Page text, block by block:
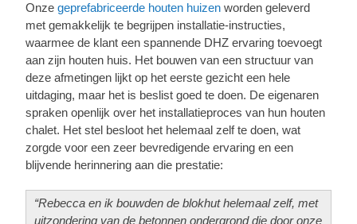
Onze geprefabriceerde houten huizen worden geleverd
met gemakkelijk te begrijpen installatie-instructies,
waarmee de klant een spannende DHZ ervaring toevoegt
aan zijn houten huis. Het bouwen van een structuur van
deze afmetingen lijkt op het eerste gezicht een hele
uitdaging, maar het is beslist goed te doen. De eigenaren
spraken openlijk over het installatieproces van hun houten
chalet. Het stel besloot het helemaal zelf te doen, wat
zorgde voor een zeer bevredigende ervaring en een
blijvende herinnering aan die prestatie:
“Rebecca en ik bouwden de blokhut helemaal zelf, met
uitzondering van de betonnen ondergrond die door onze